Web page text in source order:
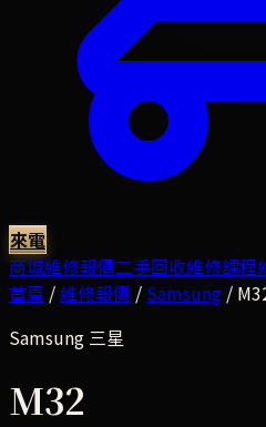
來電
商城維修報價二手回收維修課程
首頁 /維修報價 / Samsung /
Samsung 三星
M32